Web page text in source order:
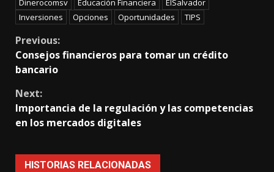
Dinerocomsv Educación Financiera
ElSalvador
Inversiones
Opciones Oportunidades TIPS
Continue
Reading
Previous:
Consejos financieros para tomar un crédito
bancario
Next:
Importancia de la regulación y las competencias
en los mercados digitales
HISTORIAS RELACIONADAS